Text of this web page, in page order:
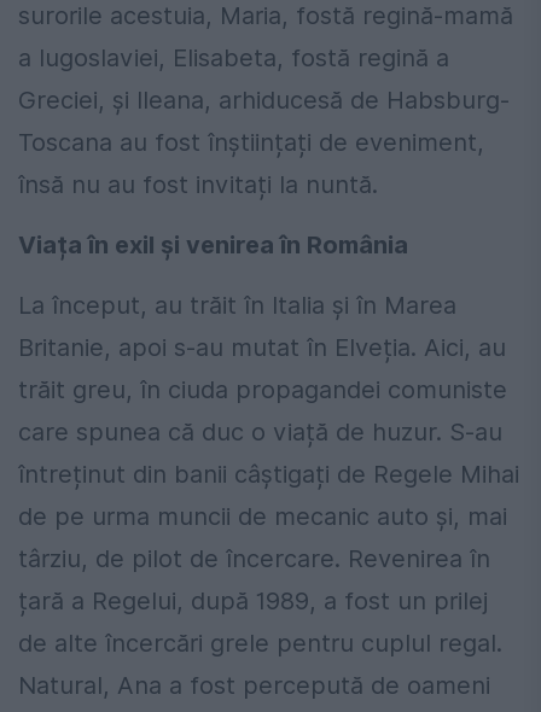
surorile acestuia, Maria, fostă regină-mamă
a Iugoslaviei, Elisabeta, fostă regină a
Greciei, și Ileana, arhiducesă de Habsburg-
Toscana au fost înștiințați de eveniment,
însă nu au fost invitați la nuntă.
Viața în exil și venirea în România
La început, au trăit în Italia și în Marea
Britanie, apoi s-au mutat în Elveția. Aici, au
trăit greu, în ciuda propagandei comuniste
care spunea că duc o viață de huzur. S-au
întreținut din banii câștigați de Regele Mihai
de pe urma muncii de mecanic auto și, mai
târziu, de pilot de încercare. Revenirea în
țară a Regelui, după 1989, a fost un prilej
de alte încercări grele pentru cuplul regal.
Natural, Ana a fost percepută de oameni